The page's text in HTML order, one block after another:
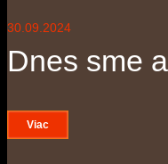
30.09.2024
Dnes sme
Viac